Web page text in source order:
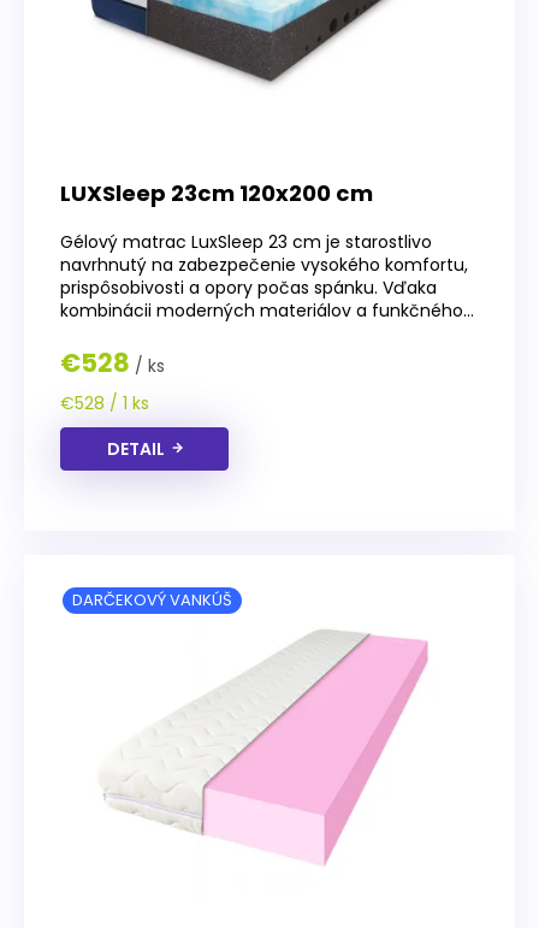
LUXSleep 23cm 120x200 cm
Gélový matrac LuxSleep 23 cm je starostlivo
navrhnutý na zabezpečenie vysokého komfortu,
prispôsobivosti a opory počas spánku. Vďaka
kombinácii moderných materiálov a funkčného...
€528 / ks
Jednotková
cena:
€528 / 1 ks
DETAIL
DARČEKOVÝ VANKÚŠ